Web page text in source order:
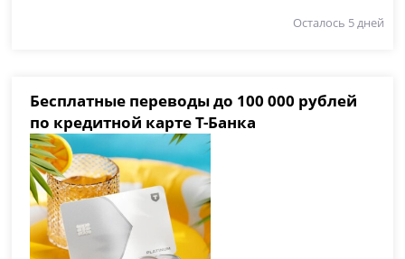
Осталось 5 дней
Бесплатные переводы до 100 000 рублей
по кредитной карте Т-Банка